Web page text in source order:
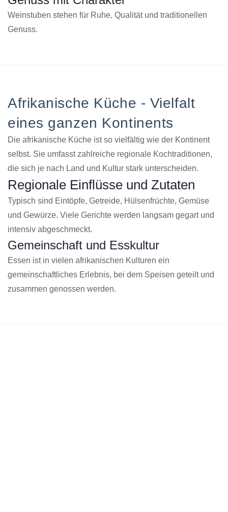
Weinstuben stehen für Ruhe, Qualität und traditionellen
Genuss.
Afrikanische Küche - Vielfalt
eines ganzen Kontinents
Die afrikanische Küche ist so vielfältig wie der Kontinent
selbst. Sie umfasst zahlreiche regionale Kochtraditionen,
die sich je nach Land und Kultur stark unterscheiden.
Regionale Einflüsse und Zutaten
Typisch sind Eintöpfe, Getreide, Hülsenfrüchte, Gemüse
und Gewürze. Viele Gerichte werden langsam gegart und
intensiv abgeschmeckt.
Gemeinschaft und Esskultur
Essen ist in vielen afrikanischen Kulturen ein
gemeinschaftliches Erlebnis, bei dem Speisen geteilt und
zusammen genossen werden.